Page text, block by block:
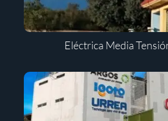
Eléctrica Media